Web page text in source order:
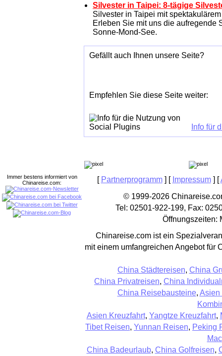
Silvester in Taipei: 8-tägige
Silvester in Taipei mit
Erleben Sie mit uns die aufregende
Sonne-Mond-See.
Gefällt auch Ihnen unsere Seite?
Empfehlen Sie diese Seite weiter:
Info für
[ Partnerprogramm] [ Impressum] [
© 1999-2026
Tel: 02501-922-199, Fax:
Öffnungszeiten:
Chinareise.com ist ein
mit einem umfangreichen Angebot für
China Städtereisen, China
China Privatreisen, China
China Reisebausteine, Asien
Asien Kreuzfahrt, Yangtze Kreuzfahrt,
Tibet Reisen, Yunnan Reisen, Peking
China Badeurlaub, China Golfreisen,
Immer bestens informiert von
Chinareise.com: